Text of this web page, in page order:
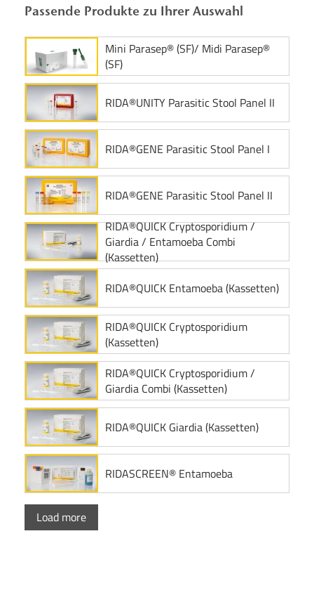
Passende Produkte zu Ihrer Auswahl
Mini Parasep® (SF)/ Midi Parasep®
(SF)
RIDA®UNITY Parasitic Stool Panel II
RIDA®GENE Parasitic Stool Panel I
RIDA®GENE Parasitic Stool Panel II
RIDA®QUICK Cryptosporidium /
Giardia / Entamoeba Combi
(Kassetten)
RIDA®QUICK Entamoeba (Kassetten)
RIDA®QUICK Cryptosporidium
(Kassetten)
RIDA®QUICK Cryptosporidium /
Giardia Combi (Kassetten)
RIDA®QUICK Giardia (Kassetten)
RIDASCREEN® Entamoeba
Load more